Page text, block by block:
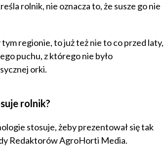
rolnik, nie oznacza to, że susze go nie
regionie, to już też nie to co przed laty,
puchu, z którego nie było
orki.
rolnik?
stosuje, żeby prezentował się tak
Redaktorów AgroHorti Media.